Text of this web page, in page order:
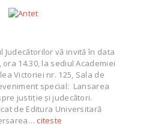
Judecătorilor vă invită în data
ora 14.30, la sediul Academiei
Victoriei nr. 125, Sala de
special: Lansarea
justiţie şi judecători.
de Editura Universitară
citeste